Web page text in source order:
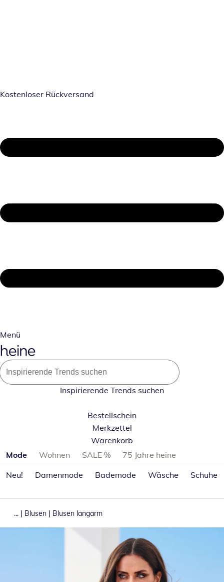
Kostenloser Rückversand
Menü
Inspirierende Trends suchen
Bestellschein
Merkzettel
Warenkorb
Produktkategorien überspringen
Mode Wohnen SALE %
75 Jahre heine
Neu!
Damenmode Bademode Wäsche Schuhe
... | Blusen | Blusen langarm